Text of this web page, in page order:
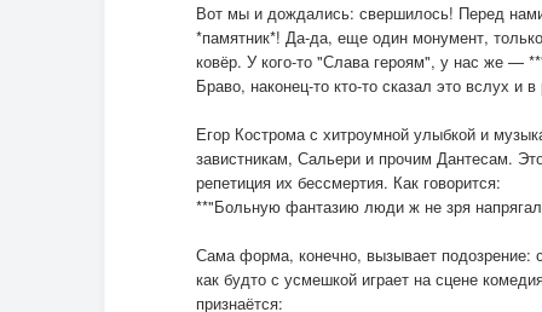
Вот мы и дождались: свершилось! Перед
*памятник*! Да-да, еще один монумент,
ковёр. У кого-то "Слава героям", у нас же —
Браво, наконец-то кто-то сказал это вслух и
Егор Кострома с хитроумной улыбкой и
завистникам, Сальери и прочим Дантесам.
репетиция их бессмертия. Как говорится:
**"Больную фантазию люди ж не зря
Сама форма, конечно, вызывает
как будто с усмешкой играет на сцене
признаётся: